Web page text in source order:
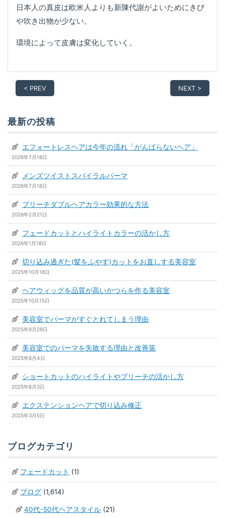
日本人の真皮は欧米人よりも新陳代謝がよいためにきび
や吹き出物が少ない。
環境によって皮膚は変化していく。
< PREV NEXT >
最新の投稿
エフォートレスヘアは今年の流れ「がんばらないヘア」
2026年7月18日
メンズツイストスパイラルパーマ
2026年7月18日
ブリーチダブルヘアカラー効果的な方法
2026年2月21日
フェードカットとハイライトカラーの活かし方
2026年1月18日
切り込み過ぎた(髪をふやす)カットをお直しする美容室
2025年10月18日
ヘアウィッグを品質が高いかつらを作る美容室
2025年10月15日
美容室でパーマがすぐとれてしまう理由
2025年8月29日
美容室でのパーマを失敗する理由と改善策
2025年8月4日
ショートカットのハイライトやブリーチの活かし方
2025年8月3日
エクステンションヘアで切り込み修正
2025年3月5日
ブログカテゴリ
フェードカット (1)
ブログ (1,614)
40代-50代ヘアスタイル (21)